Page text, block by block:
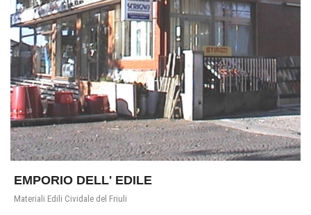
EMPORIO DELL' EDILE
Materiali Edili Cividale del Friuli